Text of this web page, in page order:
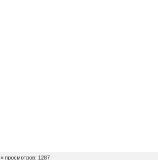
» просмотров: 1287